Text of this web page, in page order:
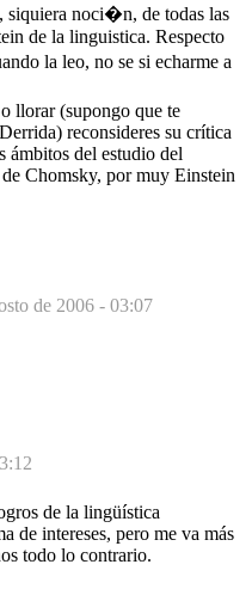
siquiera noci�n, de todas las
de la linguistica. Respecto
la leo, no se si echarme a
llorar (supongo que te
reconsideres su crítica
ámbitos del estudio del
Chomsky, por muy Einstein
de 2006 - 03:07
de la lingüística
de intereses, pero me va más
todo lo contrario.